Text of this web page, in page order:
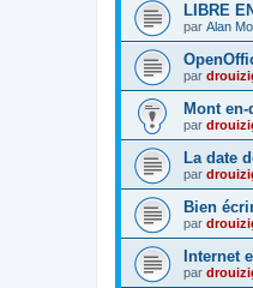
LIBRE
par Alan
par
Mont
par
La date
par
Bien
par
Internet
par